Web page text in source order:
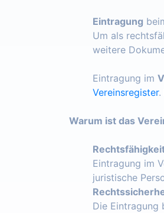
Eintragung
Um als
weitere
Eintragung im
Vereinsregister.
Warum ist das
Eintragung im
juristische
Die Eintragung